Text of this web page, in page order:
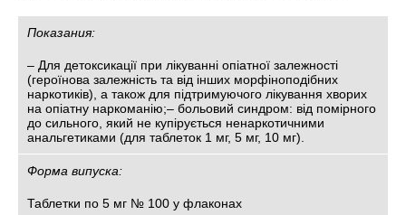
Показания:
– Для детоксикації при лікуванні опіатної залежності
(героїнова залежність та від інших морфіноподібних
наркотиків), а також для підтримуючого лікування хворих
на опіатну наркоманію;– больовий синдром: від помірного
до сильного, який не купірується ненаркотичними
анальгетиками (для таблеток 1 мг, 5 мг, 10 мг).
Форма випуска:
Таблетки по 5 мг № 100 у флаконах